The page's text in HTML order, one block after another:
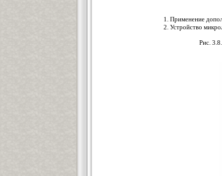
1. Применение
2. Устройство
Рис.